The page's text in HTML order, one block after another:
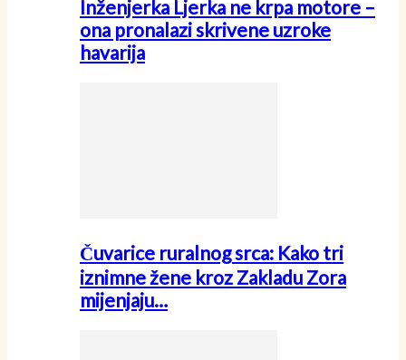
Inženjerka Ljerka ne krpa motore –
ona pronalazi skrivene uzroke
havarija
Čuvarice ruralnog srca: Kako tri
iznimne žene kroz Zakladu Zora
mijenjaju…